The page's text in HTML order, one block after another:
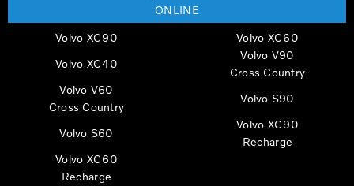
ONLINE
Volvo XC90
Volvo XC60
Volvo XC40
Volvo V90
Cross Country
Volvo V60
Cross Country
Volvo S90
Volvo S60
Volvo XC90
Recharge
Volvo XC60
Recharge